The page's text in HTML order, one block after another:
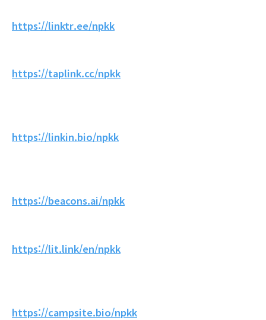
https://linktr.ee/npkk
https://taplink.cc/npkk
https://linkin.bio/npkk
https://beacons.ai/npkk
https://lit.link/en/npkk
https://campsite.bio/npkk